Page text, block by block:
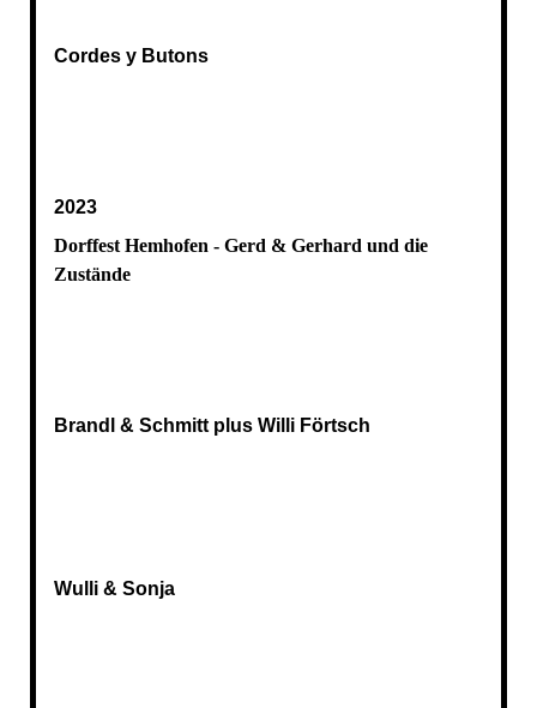
Cordes y Butons
2023
Dorffest Hemhofen - Gerd & Gerhard und die
Zustände
Brandl & Schmitt plus Willi Förtsch
Wulli & Sonja